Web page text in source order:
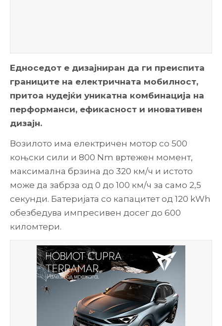
Едноседот е дизајниран да ги преиспита
границите на електричната мобилност,
притоа нудејќи уникатна комбинација на
перформанси, ефикасност и иновативен
дизајн.
Возилото има електричен мотор со 500
коњски сили и 800 Nm вртежен момент,
максимална брзина до 320 км/ч и истото
може да забрза од 0 до 100 км/ч за само 2,5
секунди. Батеријата со капацитет од 120 kWh
обезбедува импресивен досег до 600
киломтери.